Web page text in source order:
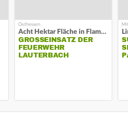
Acht Hektar Fläche in Flammen
GROSSEINSATZ DER F
EUERWEHR L
AUTERBACH